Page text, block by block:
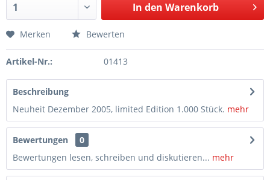
In den Warenkorb
Merken Bewerten
Artikel-Nr.: 01413
Beschreibung
Neuheit Dezember 2005, limited Edition 1.000 Stück. mehr
Bewertungen
0
Bewertungen lesen, schreiben und diskutieren... mehr